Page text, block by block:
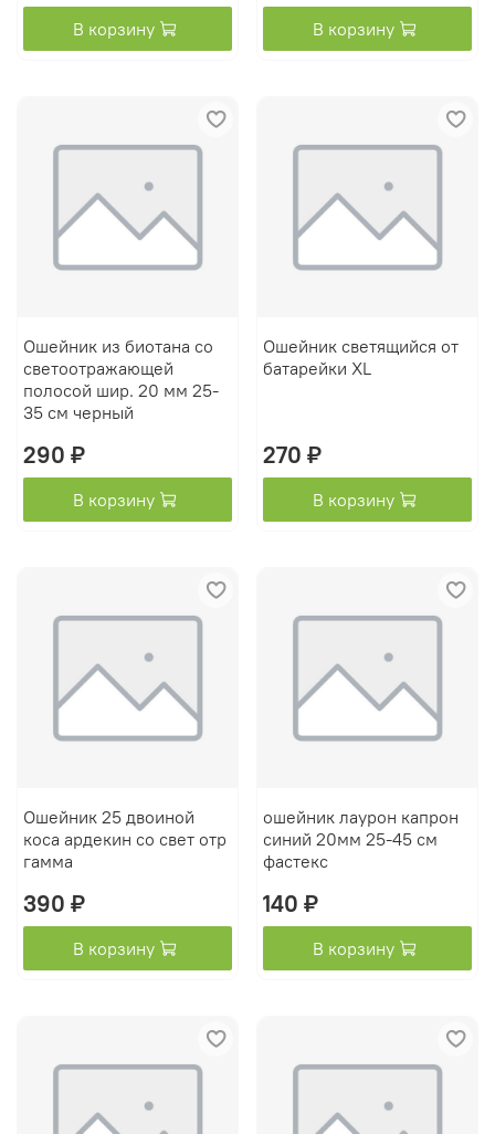
В корзину В корзину
Ошейник из биотана со
светоотражающей
полосой шир. 20 мм 25-
35 см черный
290 ₽
В корзину
Ошейник светящийся от
батарейки XL
270 ₽
В корзину
Ошейник 25 двоиной
коса ардекин со свет отр
гамма
390 ₽
В корзину
ошейник лаурон капрон
синий 20мм 25-45 см
фастекс
140 ₽
В корзину